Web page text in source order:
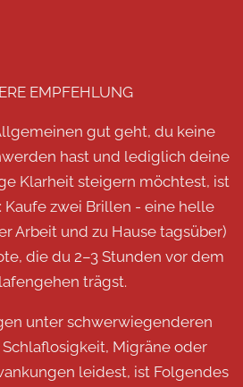
EMPFEHLUNG
gut geht, du keine
hast und lediglich deine
Klarheit steigern möchtest, ist
Kaufe zwei Brillen - eine helle
Arbeit und zu Hause tagsüber)
die du 2–3 Stunden vor dem
trägst.
unter schwerwiegenderen
Migräne oder
leidest, ist Folgendes